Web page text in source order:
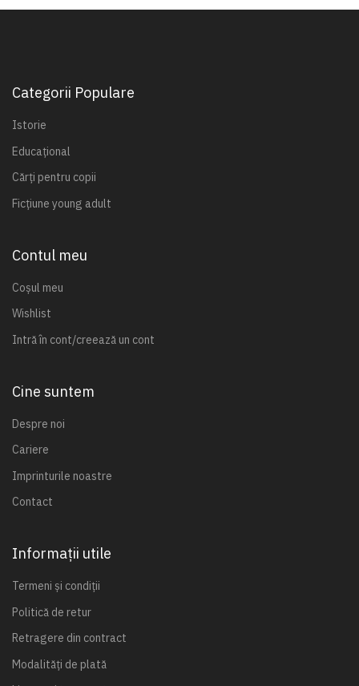
Categorii Populare
Istorie
Educațional
Cărți pentru copii
Ficțiune young adult
Contul meu
Coșul meu
Wishlist
Intră în cont/creează un cont
Cine suntem
Despre noi
Cariere
Imprinturile noastre
Contact
Informații utile
Termeni și condiții
Politică de retur
Retragere din contract
Modalități de plată